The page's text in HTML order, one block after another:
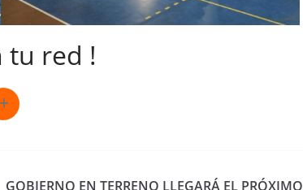
tu red !
GOBIERNO EN TERRENO LLEGARÁ EL PRÓXIMO